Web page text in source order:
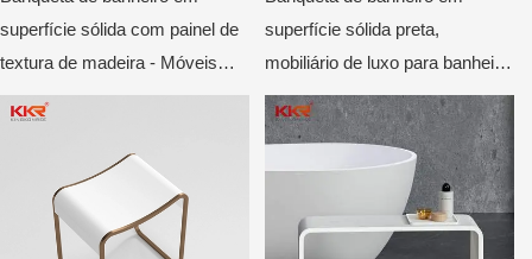
superfície sólida com painel de
textura de madeira - Móveis
personalizados para hotéis e
superfície sólida preta,
mobiliário de luxo para banheiro
de hotel, banqueta
personalizada para projetos